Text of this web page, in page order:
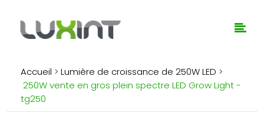
Accueil > Lumière de croissance de 250W LED >
250W vente en gros plein spectre LED Grow Light -
tg250